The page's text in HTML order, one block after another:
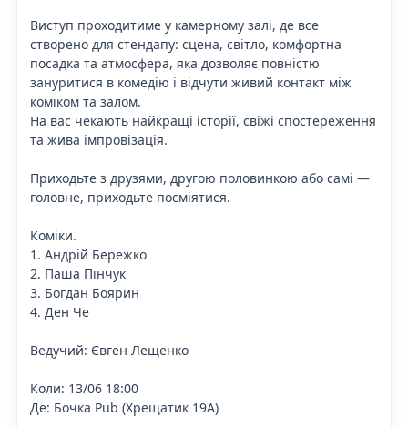
Виступ проходитиме у камерному залі, де все
створено для стендапу: сцена, світло, комфортна
посадка та атмосфера, яка дозволяє повністю
зануритися в комедію і відчути живий контакт між
коміком та залом.
На вас чекають найкращі історії, свіжі спостереження
та жива імпровізація.
Приходьте з друзями, другою половинкою або самі —
головне, приходьте посміятися.
Коміки.
1. Андрій Бережко
2. Паша Пінчук
3. Богдан Боярин
4. Ден Че
Ведучий: Євген Лещенко
Коли: 13/06 18:00
Де: Бочка Pub (Хрещатик 19А)